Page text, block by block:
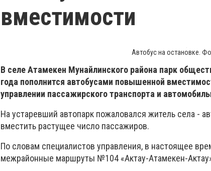
вместимости
Автобус на остановке.
В селе Атамекен Мунайлинского района парк
года пополнится автобусами повышенной
управлении пассажирского транспорта и
На устаревший автопарк пожаловался житель села -
вместить растущее число пассажиров.
По словам специалистов управления, в настоящее
межрайонные маршруты №104 «Актау-Атамекен-